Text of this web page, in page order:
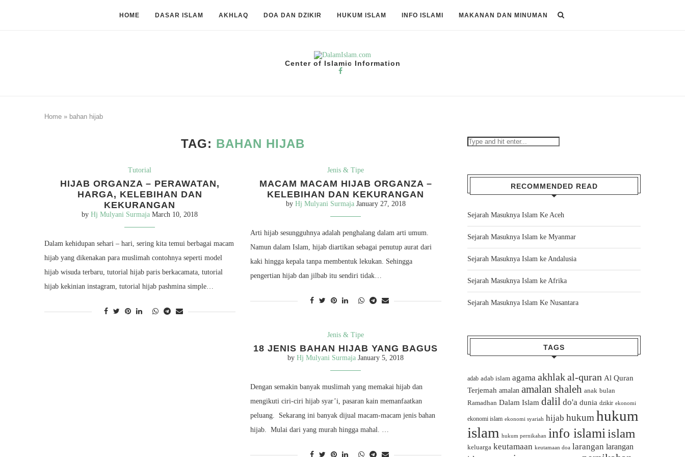
HOME DASAR ISLAM AKHLAQ DOA DAN DZIKIR HUKUM ISLAM INFO ISLAMI MAKANAN DAN MINUMAN
Center of Islamic Information
Home » bahan hijab
TAG: BAHAN HIJAB
Tutorial
HIJAB ORGANZA – PERAWATAN,
HARGA, KELEBIHAN DAN
KEKURANGAN
byHj Mulyani Surmaja March 10, 2018
Dalam kehidupan sehari – hari, sering kita temui berbagai macam
hijab yang dikenakan para muslimah contohnya seperti model
hijab wisuda terbaru, tutorial hijab paris berkacamata, tutorial
hijab kekinian instagram, tutorial hijab pashmina simple…
Jenis & Tipe
MACAM MACAM HIJAB ORGANZA –
KELEBIHAN DAN KEKURANGAN
by Hj Mulyani Surmaja January 27, 2018
Arti hijab sesungguhnya adalah penghalang dalam arti umum.
Namun dalam Islam, hijab diartikan sebagai penutup aurat dari
kaki hingga kepala tanpa membentuk lekukan. Sehingga
pengertian hijab dan jilbab itu sendiri tidak…
Jenis & Tipe
18 JENIS BAHAN HIJAB YANG BAGUS
byHj Mulyani Surmaja January 5, 2018
Dengan semakin banyak muslimah yang memakai hijab dan
mengikuti ciri-ciri hijab syar’i, pasaran kain memanfaatkan
peluang. Sekarang ini banyak dijual macam-macam jenis bahan
hijab. Mulai dari yang murah hingga mahal. …
RECOMMENDED READ
Sejarah Masuknya Islam Ke Aceh
Sejarah Masuknya Islam ke Myanmar
Sejarah Masuknya Islam ke Andalusia
Sejarah Masuknya Islam ke Afrika
Sejarah Masuknya Islam Ke Nusantara
TAGS
adab adab islam agama akhlakal-quran Al Quran
Terjemah amalan amalan shaleh anak bulan
Ramadhan Dalam Islam dalil do'a dunia dzikir ekonomi
ekonomi islam ekonomi syariah hijab hukum hukum
islam hukum pernikahan info islamiislam
keluarga keutamaan keutamaan doa larangan larangan